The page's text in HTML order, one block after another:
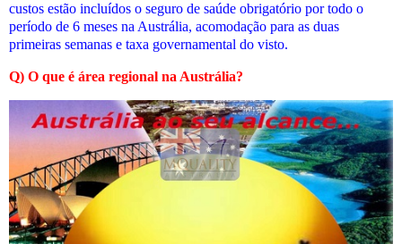
custos estão incluídos o seguro de saúde obrigatório por todo o
período de 6 meses na Austrália, acomodação para as duas
primeiras semanas e taxa governamental do visto.
Q) O que é área regional na Austrália?